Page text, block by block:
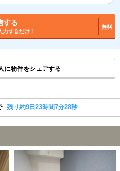
する
力するだけ！
無料
に物件をシェアする
残り約9日23時間7分27秒